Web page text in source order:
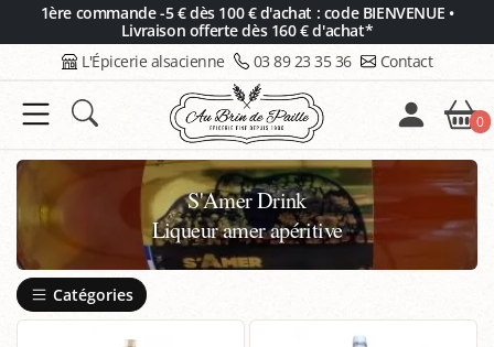
1ère commande -5 € dès 100 € d'achat : code BIENVENUE •
Livraison offerte dès 160 € d'achat*
L'Épicerie alsacienne 03 89 23 35 36 Contact
0
S'Amer Drink
Liqueur amer apéritive
Catégories
Panneau de gestion des cookies